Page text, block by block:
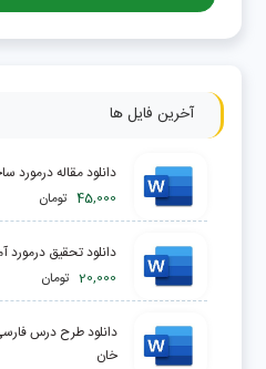
آخرین فایل ها
دانلود مقاله درمورد
45,000 تومان
دانلود تحقیق درمورد
20,000 تومان
خان